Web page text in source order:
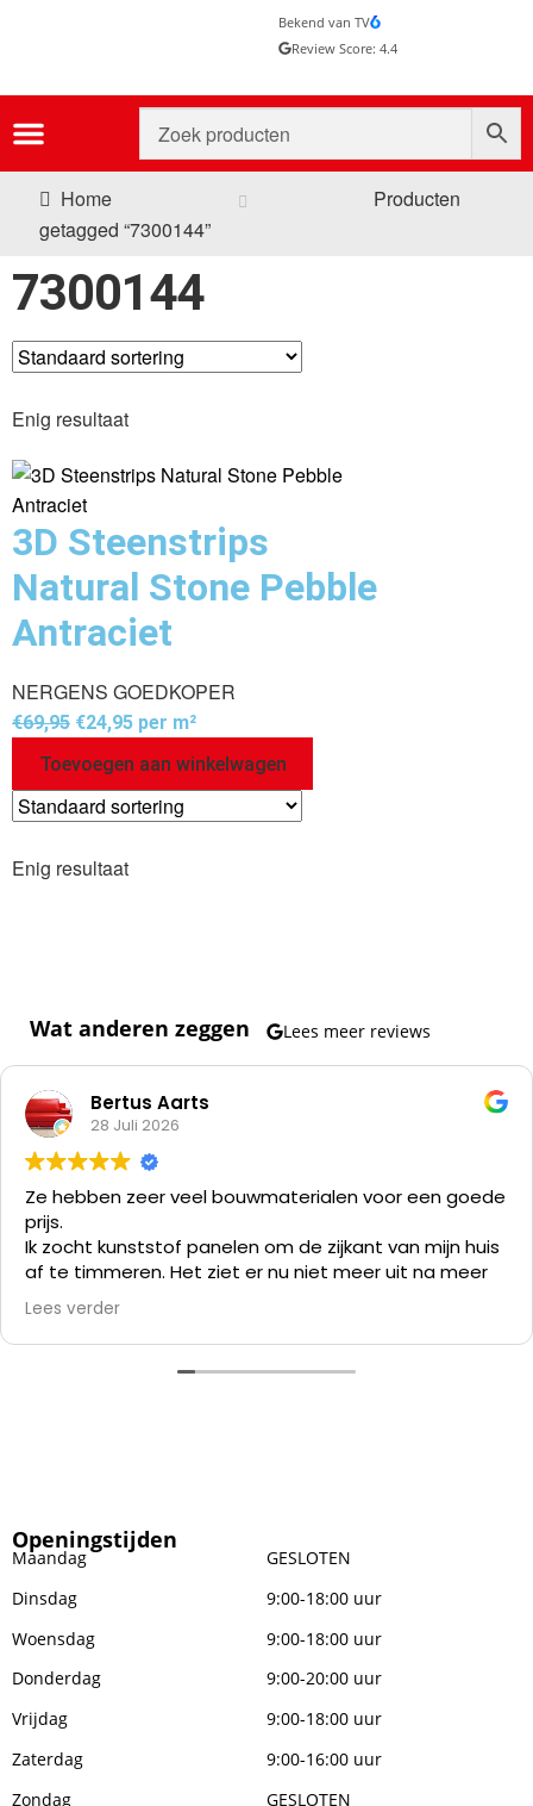
Bekend van TV
Review Score: 4.4
Home
Producten
getagged “7300144”
7300144
Enig resultaat
3D Steenstrips
Natural Stone Pebble
Antraciet
NERGENS GOEDKOPER
€69,95 €24,95 per m²
Toevoegen aan winkelwagen
Enig resultaat
Wat anderen zeggen Lees meer reviews
Bertus Aarts
28 Juli 2026
Ze hebben zeer veel bouwmaterialen voor een goede
prijs.
Ik zocht kunststof panelen om de zijkant van mijn huis
af te timmeren. Het ziet er nu niet meer uit na meer
dan 35 jaar en verven kost me meer tijd dan alles er
af slopen en die kunststof panelen er op zetten.
Lees verder
Openingstijden
Maandag
GESLOTEN
Dinsdag
9:00-18:00 uur
Woensdag
9:00-18:00 uur
Donderdag
9:00-20:00 uur
Vrijdag
9:00-18:00 uur
Zaterdag
9:00-16:00 uur
Zondag
GESLOTEN